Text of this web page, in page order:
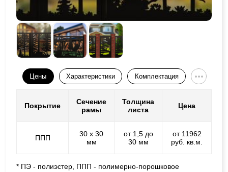
Цены Характеристики Комплектация
Покрытие
Сечение
рамы
Толщина
листа
Цена
ППП
30 х 30
мм
от 1,5 до
30 мм
от 11962
руб. кв.м.
* ПЭ - полиэстер, ППП - полимерно-порошковое